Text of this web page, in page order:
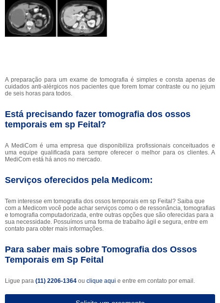
A preparação para um exame de tomografia é simples e consta apenas de
cuidados anti-alérgicos nos pacientes que forem tomar contraste ou no jejum
de seis horas para todos.
Está precisando fazer tomografia dos ossos
temporais em sp Feital?
A MediCom é uma empresa que disponibiliza profissionais conceituados e
uma equipe qualificada para sempre oferecer o melhor para os clientes. A
MediCom está há anos no mercado.
Serviços oferecidos pela Medicom:
Tem interesse em tomografia dos ossos temporais em sp Feital? Saiba que
com a Medicom você pode achar serviços como o de ressonância, tomografias
e tomografia computadorizada, entre outras opções que são oferecidas para a
sua necessidade. Possuímos uma forma de trabalho ágil e segura, entre em
contato para obter mais informações.
Para saber mais sobre Tomografia dos Ossos
Temporais em Sp Feital
Ligue para (11) 2206-1364 ou clique aqui e entre em contato por email.